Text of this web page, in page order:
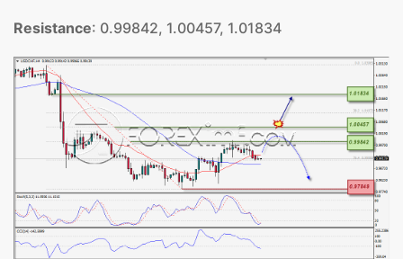
Resistance: 0.99842, 1.00457, 1.01834